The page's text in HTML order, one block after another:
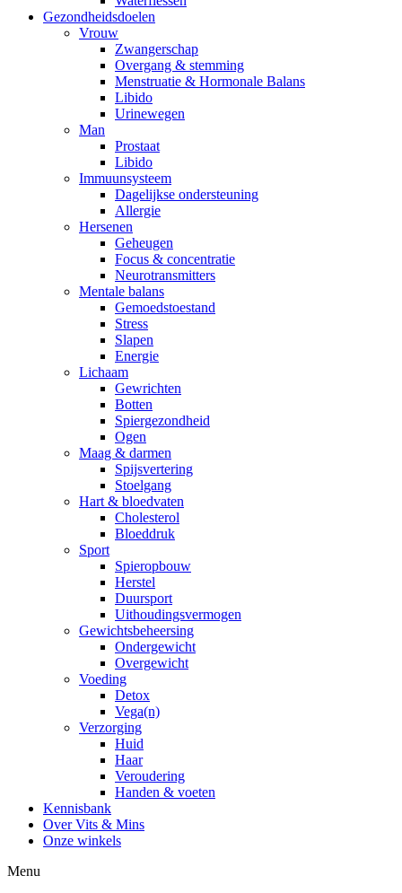
Gezondheidsdoelen
Vrouw
Zwangerschap
Overgang & stemming
Menstruatie & Hormonale Balans
Libido
Urinewegen
Man
Prostaat
Libido
Immuunsysteem
Dagelijkse ondersteuning
Allergie
Hersenen
Geheugen
Focus & concentratie
Neurotransmitters
Mentale balans
Gemoedstoestand
Stress
Slapen
Energie
Lichaam
Gewrichten
Botten
Spiergezondheid
Ogen
Maag & darmen
Spijsvertering
Stoelgang
Hart & bloedvaten
Cholesterol
Bloeddruk
Sport
Spieropbouw
Herstel
Duursport
Uithoudingsvermogen
Gewichtsbeheersing
Ondergewicht
Overgewicht
Voeding
Detox
Vega(n)
Verzorging
Huid
Haar
Veroudering
Handen & voeten
Kennisbank
Over Vits & Mins
Onze winkels
Menu